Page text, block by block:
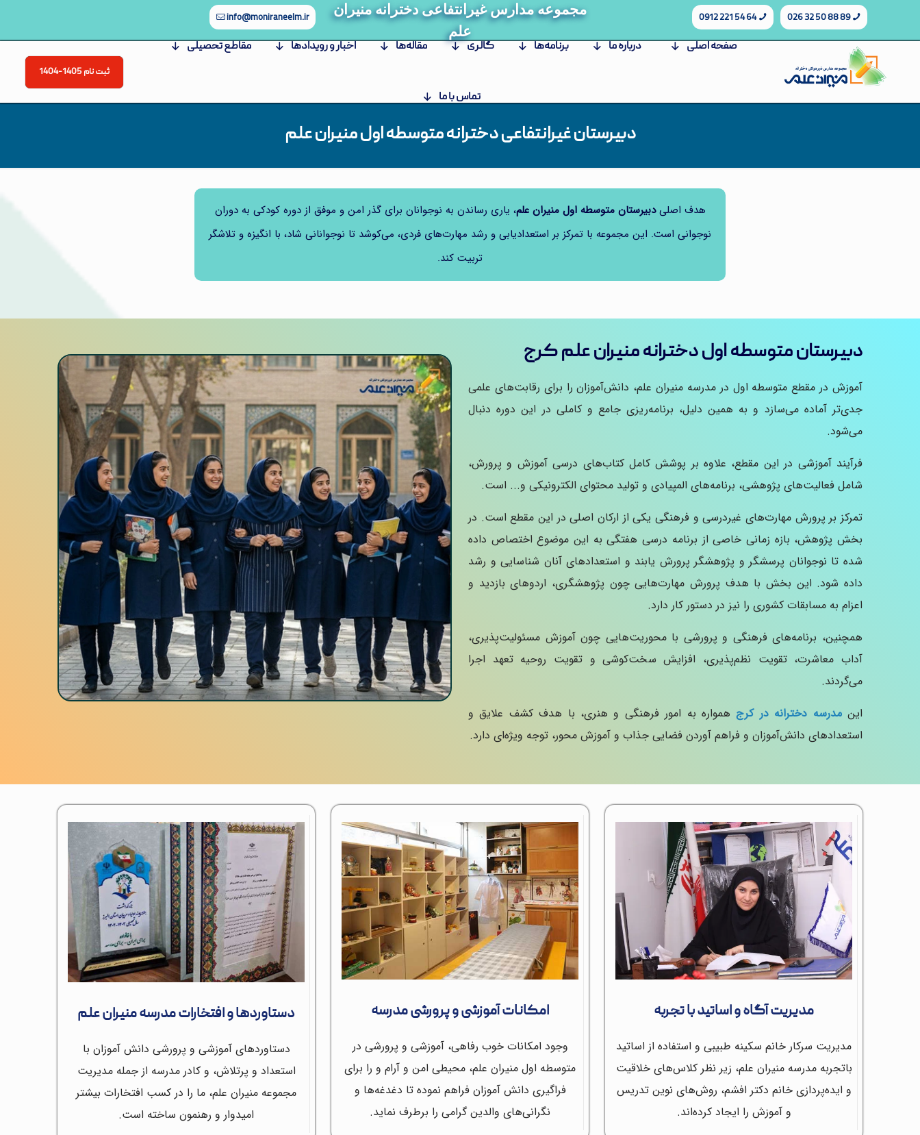
89 88 50 32 026
64 54 221 0912
مجموعه مدارس غیرانتفاعی دخترانه منیران
علم
info@moniraneelm.ir
صفحه اصلی درباره ما برنامه‌ها گالری مقاله‌ها اخبار و رویدادها مقاطع تحصیلی
تماس با ما
ثبت نام 1405-1404
دبیرستان غیرانتفاعی دخترانه متوسطه اول منیران علم
هدف اصلیدبیرستان متوسطه اول منیران علم، یاری رساندن به نوجوانان برای گذر امن و موفق از دوره کودکی به دوران
نوجوانی است. این مجموعه با تمرکز بر استعدادیابی و رشد مهارت‌های فردی، می‌کوشد تا نوجوانانی شاد، با انگیزه و تلاشگر
تربیت کند.
دبیرستان متوسطه اول دخترانه منیران علم کرج
آموزش در مقطع متوسطه اول در مدرسه منیران علم، دانش‌آموزان را برای رقابت‌های علمی
جدی‌تر آماده می‌سازد و به همین دلیل، برنامه‌ریزی جامع و کاملی در این دوره دنبال
می‌شود.
فرآیند آموزشی در این مقطع، علاوه بر پوشش کامل کتاب‌های درسی آموزش و پرورش،
شامل فعالیت‌های پژوهشی، برنامه‌های المپیادی و تولید محتوای الکترونیکی و... است.
تمرکز بر پرورش مهارت‌های غیردرسی و فرهنگی یکی از ارکان اصلی در این مقطع است. در
بخش پژوهش، بازه زمانی خاصی از برنامه درسی هفتگی به این موضوع اختصاص داده
شده تا نوجوانان پرسشگر و پژوهشگر پرورش یابند و استعدادهای آنان شناسایی و رشد
داده شود. این بخش با هدف پرورش مهارت‌هایی چون پژوهشگری، اردوهای بازدید و
اعزام به مسابقات کشوری را نیز در دستور کار دارد.
همچنین، برنامه‌های فرهنگی و پرورشی با محوریت‌هایی چون آموزش مسئولیت‌پذیری،
آداب معاشرت، تقویت نظم‌پذیری، افزایش سخت‌کوشی و تقویت روحیه تعهد اجرا
می‌گردند.
اینمدرسه دخترانه در کرجهمواره به امور فرهنگی و هنری، با هدف کشف علایق و
استعدادهای دانش‌آموزان و فراهم آوردن فضایی جذاب و آموزش محور، توجه ویژه‌ای دارد.
مدیریت آگاه و اساتید با تجربه
مدیریت سرکار خانم سکینه طبیبی و استفاده از اساتید
باتجربه مدرسه منیران علم، زیر نظر کلاس‌های خلاقیت
و ایده‌پردازی خانم دکتر افشم، روش‌های نوین تدریس
و آموزش را ایجاد کرده‌اند.
امکانات آموزشی و پرورشی مدرسه
وجود امکانات خوب رفاهی، آموزشی و پرورشی در
متوسطه اول منیران علم، محیطی امن و آرام و را برای
فراگیری دانش آموزان فراهم نموده تا دغدغه‌ها و
نگرانی‌های والدین گرامی را برطرف نماید.
دستاوردها و افتخارات مدرسه منیران علم
دستاوردهای آموزشی و پرورشی دانش آموزان با
استعداد و پرتلاش، و کادر مدرسه از جمله مدیریت
مجموعه منیران علم، ما را در کسب افتخارات بیشتر
امیدوار و رهنمون ساخته است.